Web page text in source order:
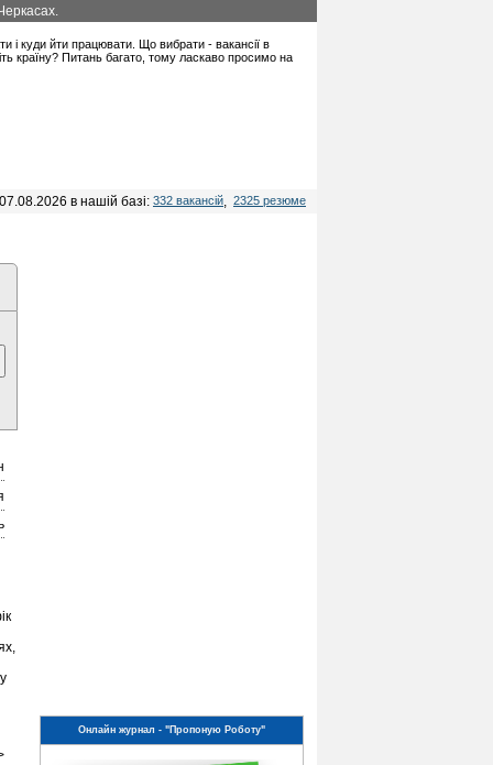
і куди йти працювати. Що вибрати - вакансії в
країну? Питань багато, тому ласкаво просимо на
в нашій базі: 332 вакансій, 2325 резюме
Онлайн журнал - "Пропоную Роботу"